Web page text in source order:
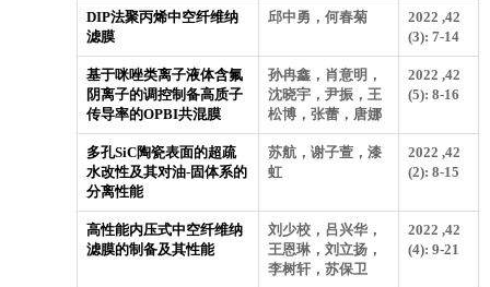
DIP法聚丙烯中空纤维纳
滤膜
邱中勇，何春菊
2022 ,42
(3): 7-14
基于咪唑类离子液体含氟
阴离子的调控制备高质子
传导率的OPBI共混膜
孙冉鑫，肖意明，
沈晓宇，尹振，王
松博，张蕾，唐娜
2022 ,42
(5): 8-16
多孔SiC陶瓷表面的超疏
水改性及其对油-固体系的
分离性能
苏航，谢子萱，漆
虹
2022 ,42
(2): 8-15
高性能内压式中空纤维纳
滤膜的制备及其性能
刘少校，吕兴华，
王恩琳，刘立扬，
李树轩，苏保卫
2022 ,42
(4): 9-21